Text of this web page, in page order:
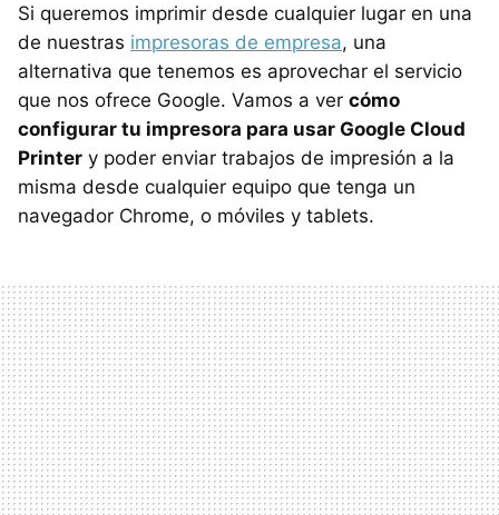
Si queremos imprimir desde cualquier lugar en una
de nuestras impresoras de empresa, una
alternativa que tenemos es aprovechar el servicio
que nos ofrece Google. Vamos a ver cómo
configurar tu impresora para usar Google Cloud
Printer y poder enviar trabajos de impresión a la
misma desde cualquier equipo que tenga un
navegador Chrome, o móviles y tablets.